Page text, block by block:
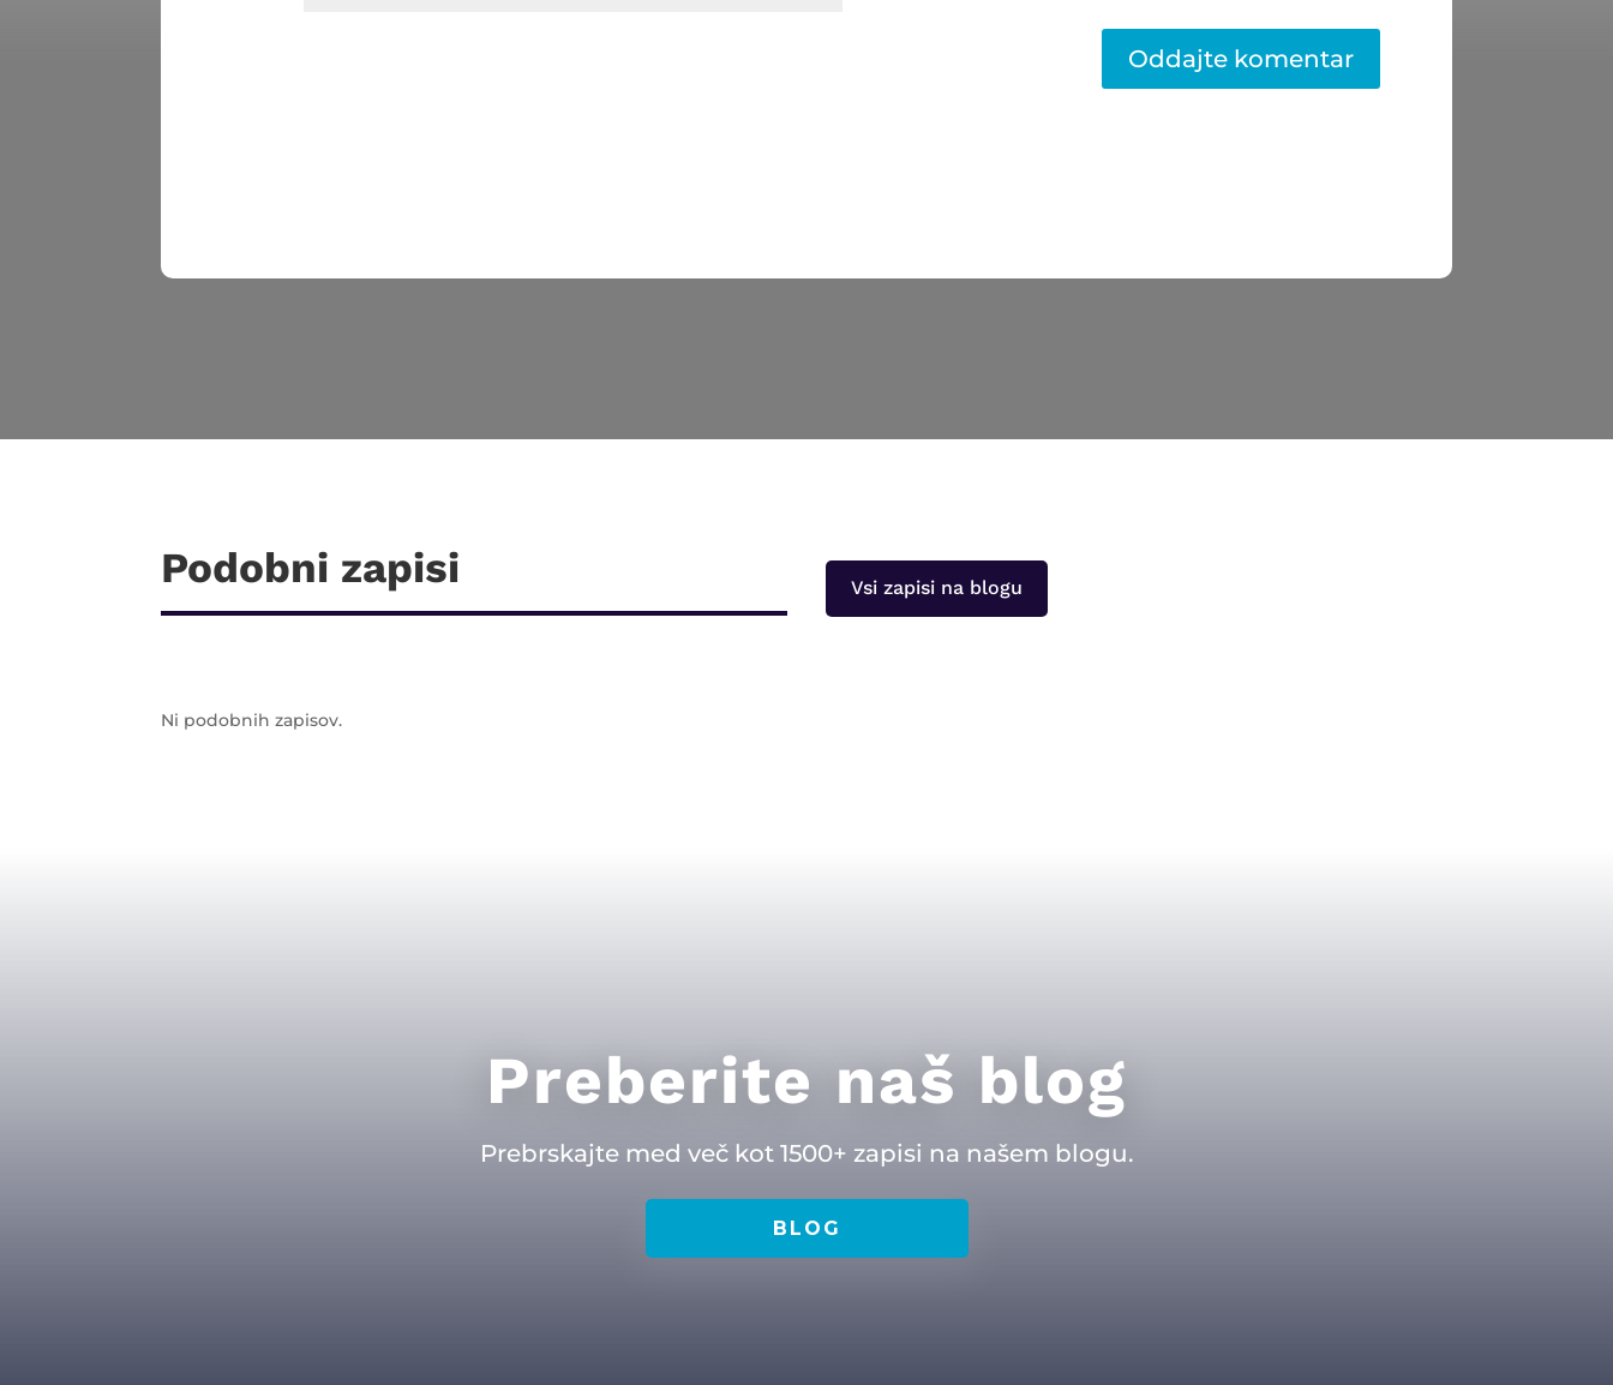
Oddajte komentar
Podobni zapisi Vsi zapisi na blogu
Ni podobnih zapisov.
Preberite naš blog
Prebrskajte med več kot 1500+ zapisi na našem blogu.
BLOG